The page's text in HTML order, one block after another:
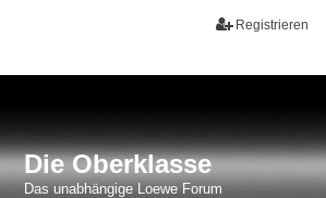
Registrieren
Die Oberklasse
Das unabhängige Loewe Forum